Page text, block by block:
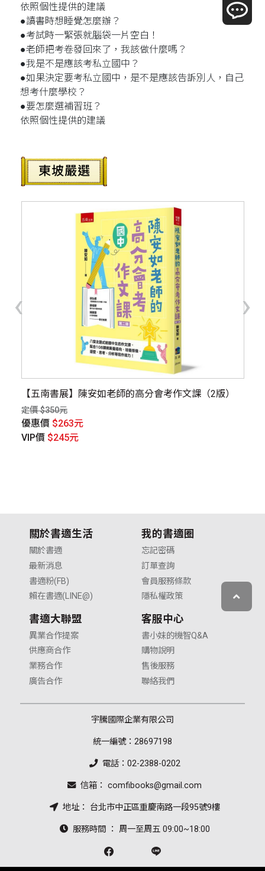
依照個性提供的建議
●讀書時想睡覺怎麼辦？
●考試時一緊張就腦袋一片空白！
●老師把考卷發回來了，我該做什麼嗎？
●我是不是應該考私立國中？
●如果決定要考私立國中，是不是應該告訴別人，自己
想考什麼學校？
●要怎麼選補習班？
依照個性提供的建議
【五南書展】陳安如老師的高分會考作文課（2版）
定價 $350元
優惠價 $263元
VIP價 $245元
‹ ›
關於書適生活
關於書適
最新消息
書適粉(FB)
賴在書適(LINE@)
我的書適圈
忘記密碼
訂單查詢
會員服務條款
隱私權政策
書適大聯盟
異業合作提案
供應商合作
業務合作
廣告合作
客服中心
書小妹的機智Q&A
購物說明
售後服務
聯絡我們
宇騰國際企業有限公司
統一編號：28697198
電話：02-2388-0202
信箱： comfibooks@gmail.com
地址： 台北市中正區重慶南路一段95號9樓
服務時間 ： 周一至周五 09:00~18:00